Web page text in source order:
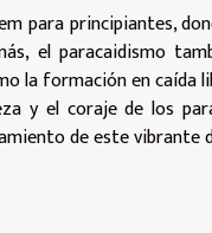
para principiantes,
el paracaidismo
la formación en caída
y el coraje de los
de este vibrante